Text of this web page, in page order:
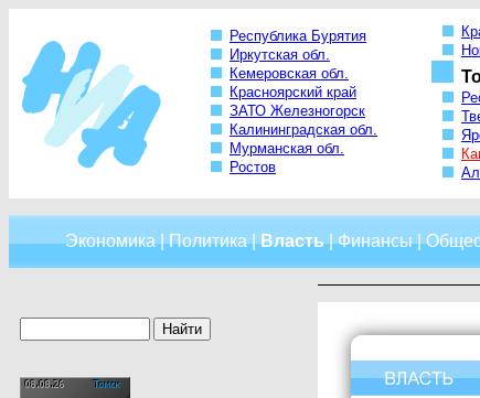
Республика Бурятия
Иркутская обл.
Кемеровская обл.
Красноярский край
ЗАТО Железногорск
Калининградская обл.
Мурманская обл.
Ростов
Экономика|Политика|Власть|Финансы|